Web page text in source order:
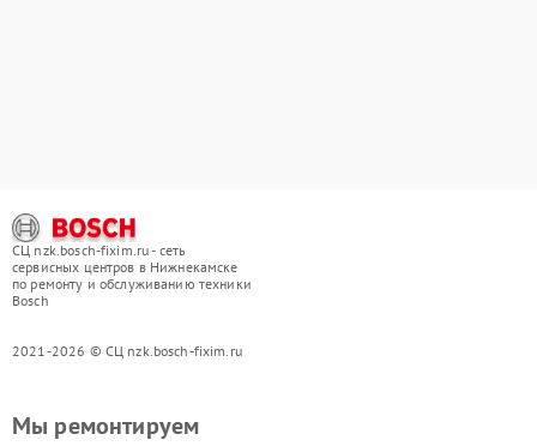
СЦ nzk.bosch-fixim.ru - сеть
сервисных центров в Нижнекамске
по ремонту и обслуживанию техники
Bosch
2021-2026 © СЦ nzk.bosch-fixim.ru
Мы ремонтируем